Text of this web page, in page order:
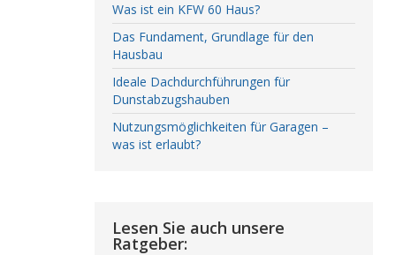
Was ist ein KFW 60 Haus?
Das Fundament, Grundlage für den
Hausbau
Ideale Dachdurchführungen für
Dunstabzugshauben
Nutzungsmöglichkeiten für Garagen –
was ist erlaubt?
Lesen Sie auch unsere
Ratgeber: